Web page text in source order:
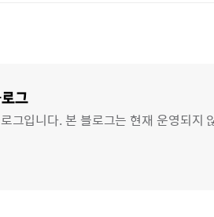
그
그입니다. 본 블로그는 현재 운영되지